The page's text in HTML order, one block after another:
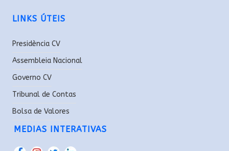
LINKS ÚTEIS
Presidència CV
Assembleia Nacional
Governo CV
Tribunal de Contas
Bolsa de Valores
MEDIAS INTERATIVAS